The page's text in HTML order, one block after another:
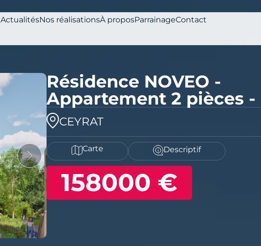
ActualitésNos réalisationsÀ proposParrainageContact
Résidence NOVEO -
Appartement 2 pièces -
CEYRAT
Carte Descriptif
158000 €